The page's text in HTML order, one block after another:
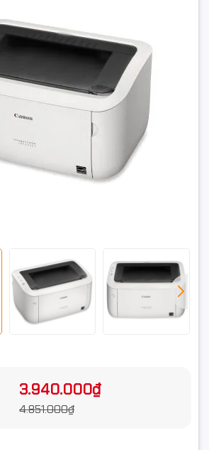
3.940.000₫
4.851.000₫
Canon LBP6030W
mang lại sự tiện lợi
trội cho văn phòng của bạn.
Chỉ cần chọn và in với hiệu suất ổn
lợi:
nhiều thiết bị khác nhau.
Cartridge mực 325 có khả năng in
kiệm chi phí hiệu quả.
hợp với không gian làm việc hạn chế,
đặt.
9.050.000₫
để nhận thêm nhiều ưu đãi bạn